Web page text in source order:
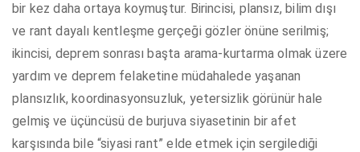
bir kez daha ortaya koymuştur. Birincisi, plansız, bilim dışı
ve rant dayalı kentleşme gerçeği gözler önüne serilmiş;
ikincisi, deprem sonrası başta arama-kurtarma olmak üzere
yardım ve deprem felaketine müdahalede yaşanan
plansızlık, koordinasyonsuzluk, yetersizlik görünür hale
gelmiş ve üçüncüsü de burjuva siyasetinin bir afet
karşısında bile “siyasi rant” elde etmek için sergilediği